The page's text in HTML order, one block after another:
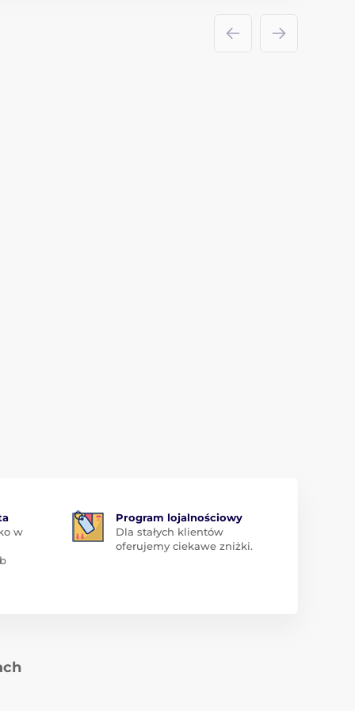
w
Program lojalnościowy
Dla stałych klientów
oferujemy ciekawe zniżki.